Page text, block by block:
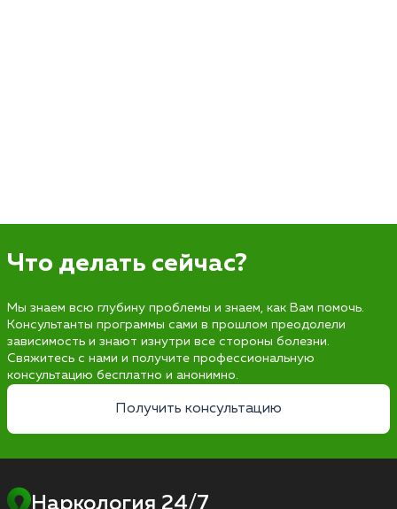
Что делать сейчас?
Мы знаем всю глубину проблемы и знаем, как Вам помочь.
Консультанты программы сами в прошлом преодолели
зависимость и знают изнутри все стороны болезни.
Свяжитесь с нами и получите профессиональную
консультацию бесплатно и анонимно.
Получить консультацию
Наркология 24/7